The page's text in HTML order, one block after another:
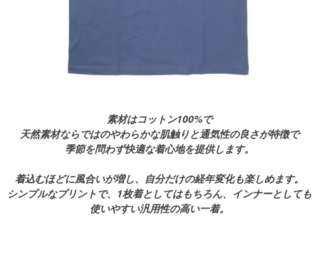
素材はコットン100%で
天然素材ならではのやわらかな肌触りと通気性の良さが特徴で
季節を問わず快適な着心地を提供します。
着込むほどに風合いが増し、自分だけの経年変化も楽しめます。
シンプルなプリントで、1枚着としてはもちろん、インナーとしても
使いやすい汎用性の高い一着。